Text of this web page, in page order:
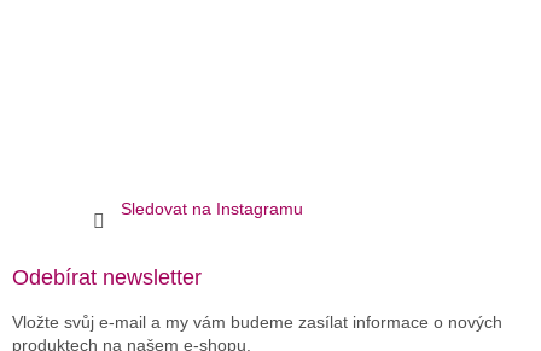
Sledovat na Instagramu
Odebírat newsletter
Vložte svůj e-mail a my vám budeme zasílat informace o nových
produktech na našem e-shopu.